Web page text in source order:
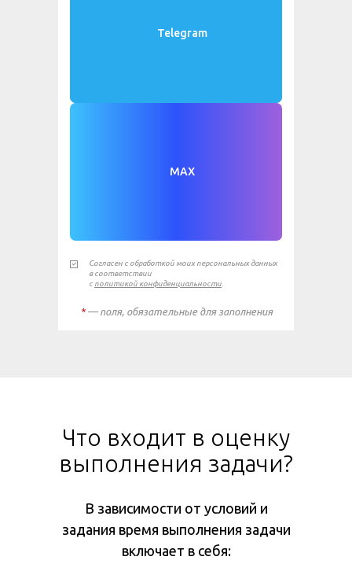
Telegram
MAX
Согласен с обработкой моих персональных данных
в соответствии
с политикой конфиденциальности
*— поля, обязательные для заполнения
Что входит в оценку
выполнения задачи?
В зависимости от условий и
задания время выполнения задачи
включает в себя: